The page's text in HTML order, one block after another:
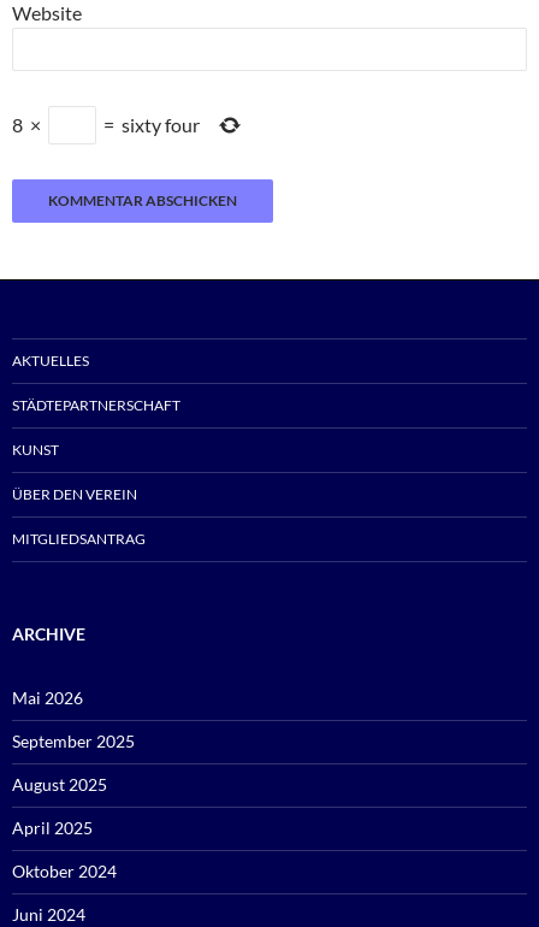
Website
8 × = sixty four
AKTUELLES
STÄDTEPARTNERSCHAFT
KUNST
ÜBER DEN VEREIN
MITGLIEDSANTRAG
ARCHIVE
Mai 2026
September 2025
August 2025
April 2025
Oktober 2024
Juni 2024